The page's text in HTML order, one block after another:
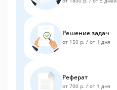
Решение задач
от 150 р. / от 1 дня
Реферат
от 700 р. / от 1 дня